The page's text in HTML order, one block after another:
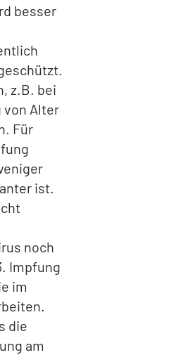
besser
z.B. bei
von Alter
Für
ist.
noch
Impfung
im
die
am